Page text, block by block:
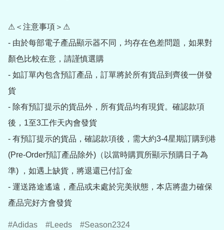
⚠＜注意事項＞⚠
- 由於每部電子產品顯示器不同，均存在色差問題，如果對
顏色比較在意，請謹慎選購
- 如訂單內包含預訂產品，訂單將於所有貨品到齊後一併發
貨
- 除有預訂提示的貨品外，所有貨品均有現貨。確認款項
後，1至3工作天內會發貨
- 有預訂提示的貨品，確認款項後，需大約3-4星期訂購到港
(Pre-Order預訂產品除外)（以當時購買所顯示預購日子為
準) ，如遇上缺貨，將退還已付訂金
- 運送路途遙遠，產品或未處於完美狀態，本店將盡力確保
產品完好方會發貨
Adidas Leeds Season2324